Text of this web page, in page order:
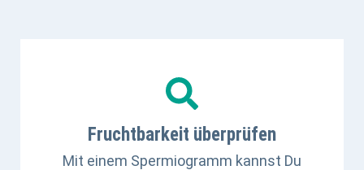
Fruchtbarkeit überprüfen
Mit einem Spermiogramm kannst Du